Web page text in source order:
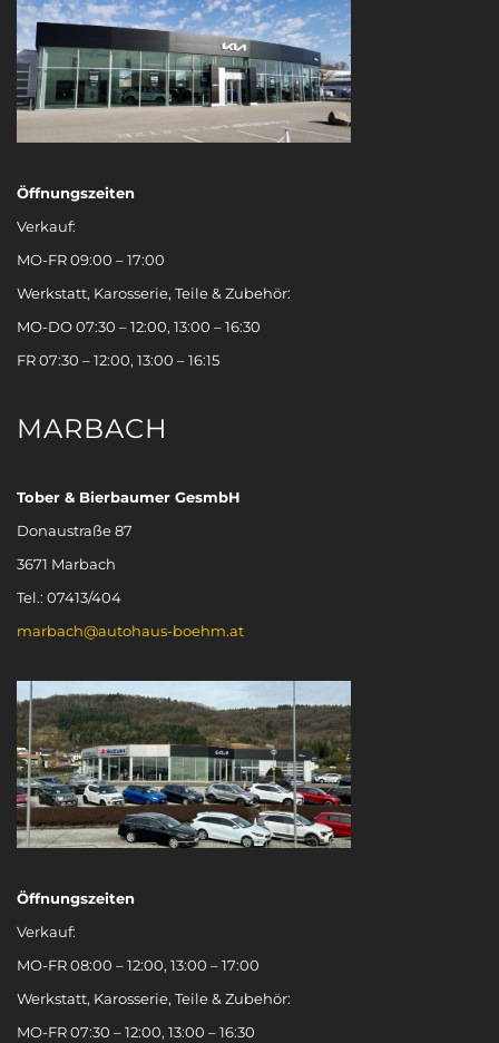
Öffnungszeiten
Verkauf:
MO-FR 09:00 – 17:00
Werkstatt, Karosserie, Teile & Zubehör:
MO-DO 07:30 – 12:00, 13:00 – 16:30
FR 07:30 – 12:00, 13:00 – 16:15
MARBACH
Tober & Bierbaumer GesmbH
Donaustraße 87
3671 Marbach
Tel.: 07413/404
marbach@autohaus-boehm.at
Öffnungszeiten
Verkauf:
MO-FR 08:00 – 12:00, 13:00 – 17:00
Werkstatt, Karosserie, Teile & Zubehör:
MO-FR 07:30 – 12:00, 13:00 – 16:30